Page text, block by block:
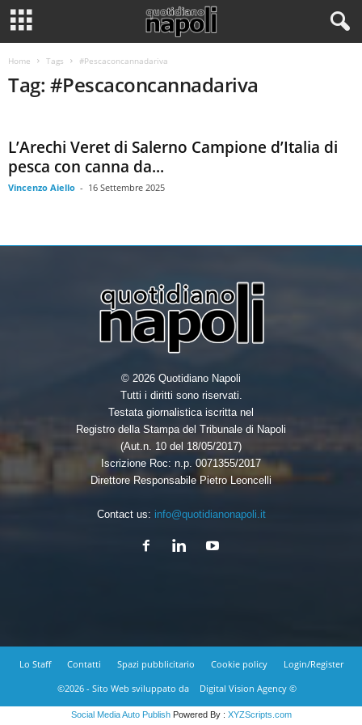
Home Tags #Pescaconcannadariva
Tag: #Pescaconcannadariva
L’Arechi Veret di Salerno Campione d’Italia di
pesca con canna da...
Vincenzo Aiello - 16 Settembre 2025
© 2026 Quotidiano Napoli
Tutti i diritti sono riservati.
Testata giornalistica iscritta nel
Registro della Stampa del Tribunale di Napoli
(Aut.n. 10 del 18/05/2017)
Iscrizione Roc: n.p. 0071355/2017
Direttore Responsabile Pietro Leoncelli
Contact us: info@quotidianonapoli.it
Lo Staff Contatti Spazi pubblicitario Cookie policy
Login/Register
©2026 - Sito Web sviluppato da
Digital Vision Agency ©
Social Media Auto PublishPowered By : XYZScripts.com